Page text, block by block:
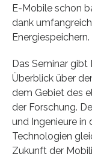
E-Mobile schon
dank
Energiespeichern.
Das Seminar gibt
Überblick über
dem Gebiet des
der Forschung.
und Ingenieure in
Technologien
Zukunft der